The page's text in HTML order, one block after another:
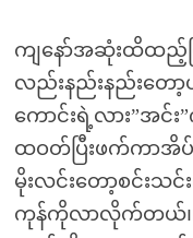
ကျနော်အဆုံးထိထည့်ပ
လည်းနည်းနည်းတော့
ကောင်းရဲ့လား”အင်
ထဝတ်ပြီးဖက်ကာအိ
မိုးလင်းတော့စင်းသ
ကုန်ကိုလာလိုက်တယ်၊